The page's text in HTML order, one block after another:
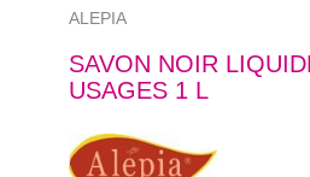
ALEPIA
SAVON NOIR
USAGES 1 L